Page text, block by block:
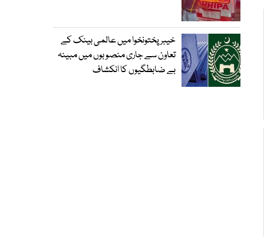
خیبرپختونخوا میں عالمی بینک کے
تعاون سے جاری منصوبوں میں مبینہ
بے ضابطگیوں کا انکشاف